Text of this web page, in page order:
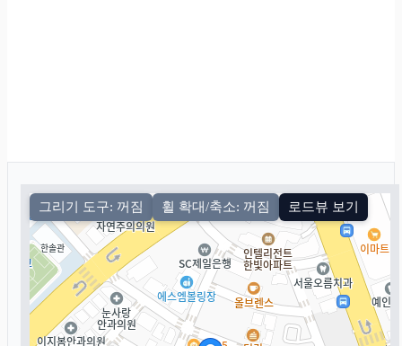
그리기 도구: 꺼짐 휠 확대/축소: 꺼짐 로드뷰 보기